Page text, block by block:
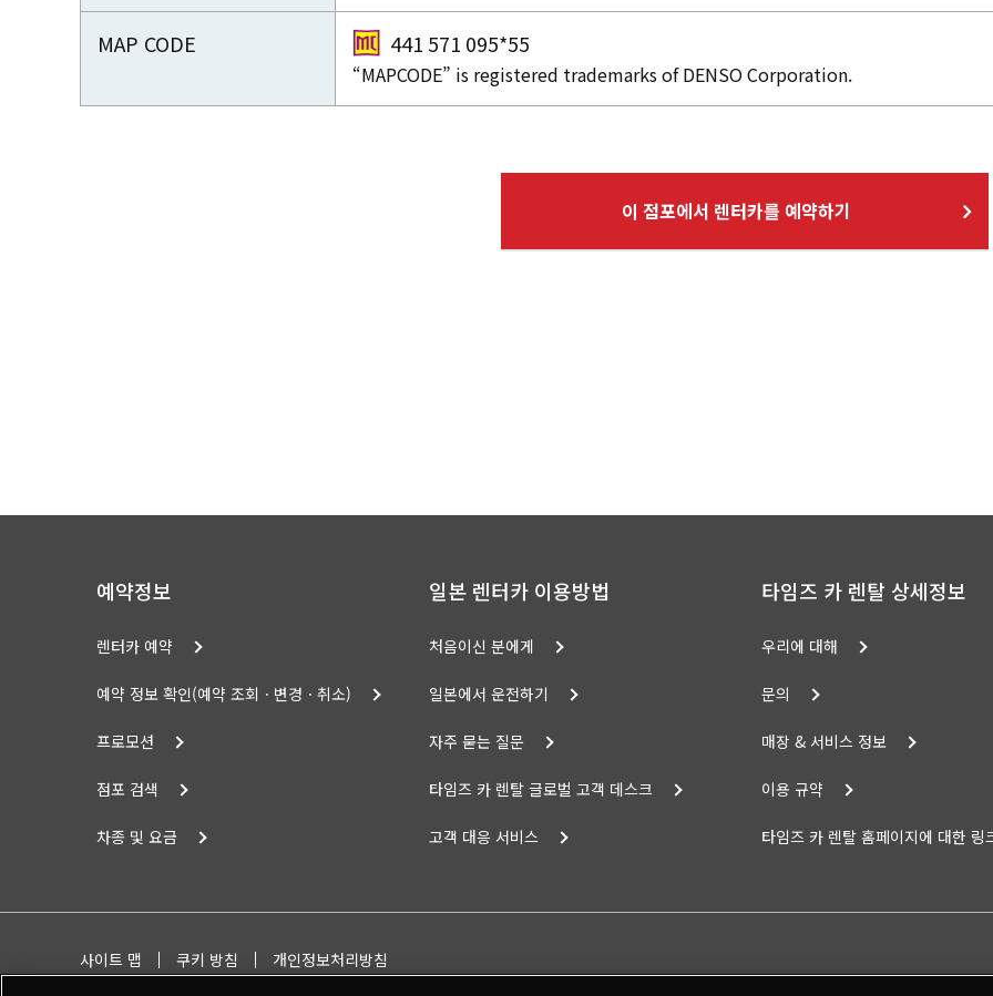
MAP CODE 441 571 095*55
“MAPCODE” is registered trademarks of DENSO Corporation.
이 점포에서 렌터카를 예약하기
예약정보
렌터카 예약
예약 정보 확인(예약 조회ㆍ변경ㆍ취소)
프로모션
점포 검색
차종 및 요금
일본 렌터카 이용방법
처음이신 분에게
일본에서 운전하기
자주 묻는 질문
타임즈 카 렌탈 글로벌 고객 데스크
고객 대응 서비스
타임즈 카 렌탈 상세정보
우리에 대해
문의
매장 & 서비스 정보
이용 규약
타임즈 카 렌탈 홈페이지에 대한 링
사이트 맵 쿠키 방침 개인정보처리방침